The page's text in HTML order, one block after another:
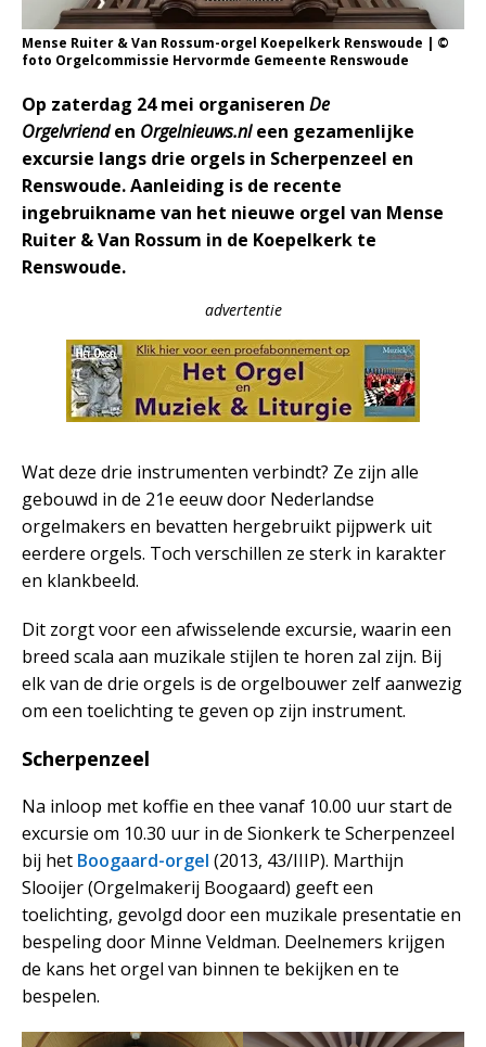
Mense Ruiter & Van Rossum-orgel Koepelkerk Renswoude | ©
foto Orgelcommissie Hervormde Gemeente Renswoude
Op zaterdag 24 mei organiseren De
Orgelvrienden Orgelnieuws.nleen gezamenlijke
excursie langs drie orgels in Scherpenzeel en
Renswoude. Aanleiding is de recente
ingebruikname van het nieuwe orgel van Mense
Ruiter & Van Rossum in de Koepelkerk te
Renswoude.
advertentie
Wat deze drie instrumenten verbindt? Ze zijn alle
gebouwd in de 21e eeuw door Nederlandse
orgelmakers en bevatten hergebruikt pijpwerk uit
eerdere orgels. Toch verschillen ze sterk in karakter
en klankbeeld.
Dit zorgt voor een afwisselende excursie, waarin een
breed scala aan muzikale stijlen te horen zal zijn. Bij
elk van de drie orgels is de orgelbouwer zelf aanwezig
om een toelichting te geven op zijn instrument.
Scherpenzeel
Na inloop met koffie en thee vanaf 10.00 uur start de
excursie om 10.30 uur in de Sionkerk te Scherpenzeel
bij het Boogaard-orgel (2013, 43/IIIP). Marthijn
Slooijer (Orgelmakerij Boogaard) geeft een
toelichting, gevolgd door een muzikale presentatie en
bespeling door Minne Veldman. Deelnemers krijgen
de kans het orgel van binnen te bekijken en te
bespelen.